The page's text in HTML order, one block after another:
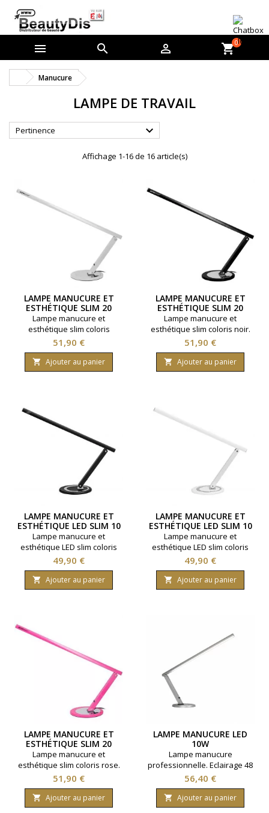
   shopping_cart0
Manucure
LAMPE DE TRAVAIL
Pertinence 
Affichage 1-16 de 16 article(s)
LAMPE MANUCURE ET
ESTHÉTIQUE SLIM 20
WATTS ARGENT
Lampe manucure et
esthétique slim coloris
argent. Lampe fluorescente.
Puissance 20 watts.
Prix
51,90 €
 Ajouter au panier
LAMPE MANUCURE ET
ESTHÉTIQUE SLIM 20
WATTS NOIR
Lampe manucure et
esthétique slim coloris noir.
Lampe fluorescente.
Puissance 20 watts.
Prix
51,90 €
 Ajouter au panier
LAMPE MANUCURE ET
ESTHÉTIQUE LED SLIM 10
WATTS NOIR
Lampe manucure et
esthétique LED slim coloris
noir. Puissance 10 watts. 5V
2A.
Prix
49,90 €
 Ajouter au panier
LAMPE MANUCURE ET
ESTHÉTIQUE LED SLIM 10
WATTS BLANC
Lampe manucure et
esthétique LED slim coloris
blanc. Puissance 10 watts. 5V
2A.
Prix
49,90 €
 Ajouter au panier
LAMPE MANUCURE ET
ESTHÉTIQUE SLIM 20
WATTS ROSE
Lampe manucure et
esthétique slim coloris rose.
Lampe fluorescente.
Puissance 20 watts.
Prix
51,90 €
 Ajouter au panier
LAMPE MANUCURE LED
10W
Lampe manucure
professionnelle. Eclairage 48
leds. Design epuré.
Prix
56,40 €
 Ajouter au panier